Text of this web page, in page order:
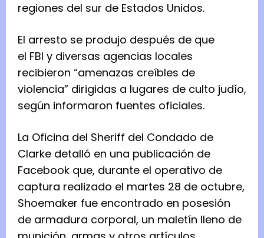
regiones del sur de Estados Unidos.
El arresto se produjo después de que
el FBI y diversas agencias locales
recibieron “amenazas creíbles de
violencia” dirigidas a lugares de culto judío,
según informaron fuentes oficiales.
La Oficina del Sheriff del Condado de
Clarke detalló en una publicación de
Facebook que, durante el operativo de
captura realizado el martes 28 de octubre,
Shoemaker fue encontrado en posesión
de armadura corporal, un maletín lleno de